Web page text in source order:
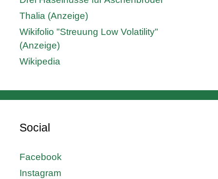
Thalia (Anzeige)
Wikifolio "Streuung Low Volatility"
(Anzeige)
Wikipedia
Social
Facebook
Instagram